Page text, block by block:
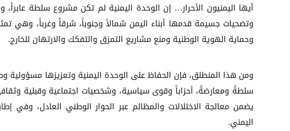
أيها اليمنيون الأحرار… إن الوحدة اليمنية لم تكن مشروع سلطة
وتضحيات جسيمة قدمها أبناء اليمن شمالاً وجنوباً، شرقاً وغرباً، وهي
وحماية الهوية الوطنية ومنع مشاريع التمزق والتفكك والارتهان للخارج.
ومن هذا المنطلق، فإن الحفاظ على الوحدة اليمنية وتعزيزها مسؤولية
سلطةً ومعارضةً، أحزاباً وقوى سياسية، وشخصيات اجتماعية وقبلية
يضمن معالجة الاختلالات والمظالم عبر الحوار الوطني العادل، وفي
اليمني.